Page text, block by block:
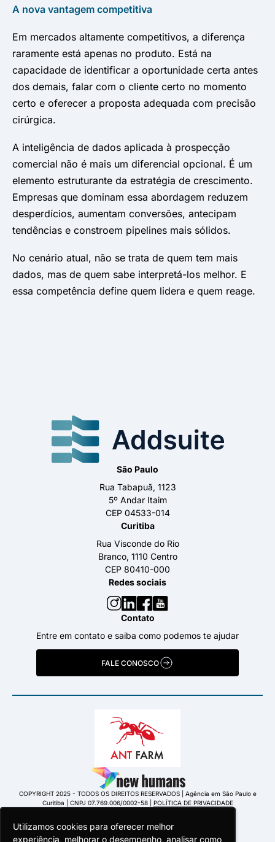
Utilizamos cookies para oferecer melhor
experiência, melhorar o desempenho, analisar como
Utilizamos cookies para oferecer melhor
experiência, melhorar o desempenho, analisar como
Utilizamos cookies para oferecer melhor
experiência, melhorar o desempenho, analisar como
A nova vantagem competitiva
Em mercados altamente competitivos, a diferença
raramente está apenas no produto. Está na
capacidade de identificar a oportunidade certa antes
dos demais, falar com o cliente certo no momento
certo e oferecer a proposta adequada com precisão
cirúrgica.
A inteligência de dados aplicada à prospecção
comercial não é mais um diferencial opcional. É um
elemento estruturante da estratégia de crescimento.
Empresas que dominam essa abordagem reduzem
desperdícios, aumentam conversões, antecipam
tendências e constroem pipelines mais sólidos.
No cenário atual, não se trata de quem tem mais
dados, mas de quem sabe interpretá-los melhor. E
essa competência define quem lidera e quem reage.
São Paulo
Rua Tabapuã, 1123
5º Andar Itaim
CEP 04533-014
Curitiba
Rua Visconde do Rio
Branco, 1110 Centro
CEP 80410-000
Redes sociais
Contato
Entre em contato e saiba como podemos te ajudar
FALE CONOSCO
COPYRIGHT 2025 - TODOS OS DIREITOS RESERVADOS | Agência em São Paulo e
Curitiba | CNPJ 07.769.006/0002-58 | POLÍTICA DE PRIVACIDADE